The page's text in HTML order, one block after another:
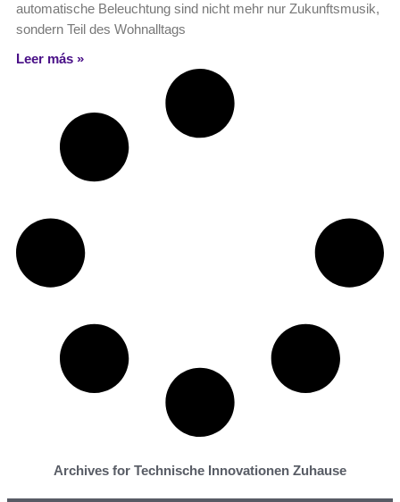
automatische Beleuchtung sind nicht mehr nur Zukunftsmusik,
sondern Teil des Wohnalltags
Leer más »
Archives for Technische Innovationen Zuhause